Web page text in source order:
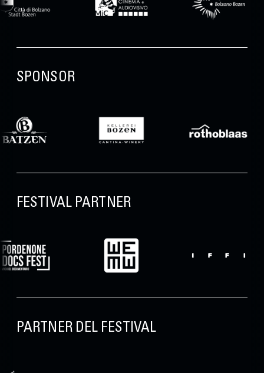
SPONSOR
FESTIVAL PARTNER
PARTNER DEL FESTIVAL